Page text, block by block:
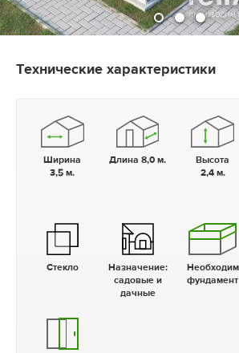
Технические характеристики
Ширина
3,5 м.
Длина 8,0 м.
Высота
2,4 м.
Стекло
Назначение:
садовые и
дачные
Необходим
фундамент